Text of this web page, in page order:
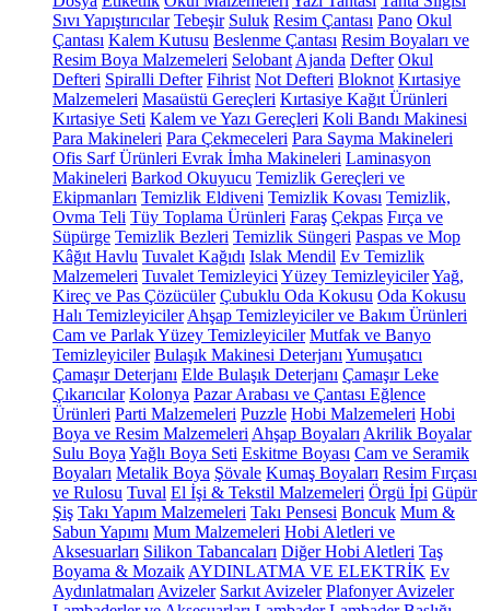
Sıvı Yapıştırıcılar Tebeşir Suluk Resim Çantası Pano Okul
Çantası Kalem Kutusu Beslenme Çantası Resim Boyaları ve
Resim Boya Malzemeleri Selobant Ajanda Defter Okul
Defteri Spiralli Defter Fihrist Not Defteri Bloknot Kırtasiye
Malzemeleri Masaüstü Gereçleri Kırtasiye Kağıt Ürünleri
Kırtasiye Seti Kalem ve Yazı Gereçleri Koli Bandı Makinesi
Para Makineleri Para Çekmeceleri Para Sayma Makineleri
Ofis Sarf Ürünleri Evrak İmha Makineleri Laminasyon
Makineleri Barkod Okuyucu Temizlik Gereçleri ve
Ekipmanları Temizlik Eldiveni Temizlik Kovası Temizlik,
Ovma Teli Tüy Toplama Ürünleri Faraş Çekpas Fırça ve
Süpürge Temizlik Bezleri Temizlik Süngeri Paspas ve Mop
Kâğıt Havlu Tuvalet Kağıdı Islak Mendil Ev Temizlik
Malzemeleri Tuvalet Temizleyici Yüzey TemizleyicilerYağ,
Kireç ve Pas Çözücüler Çubuklu Oda Kokusu Oda Kokusu
Halı Temizleyiciler Ahşap Temizleyiciler ve Bakım Ürünleri
Cam ve Parlak Yüzey Temizleyiciler Mutfak ve Banyo
Temizleyiciler Bulaşık Makinesi Deterjanı Yumuşatıcı
Çamaşır Deterjanı Elde Bulaşık Deterjanı Çamaşır Leke
Çıkarıcılar Kolonya Pazar Arabası ve Çantası Eğlence
Ürünleri Parti Malzemeleri Puzzle Hobi Malzemeleri Hobi
Boya ve Resim Malzemeleri Ahşap Boyaları Akrilik Boyalar
Sulu Boya Yağlı Boya Seti Eskitme Boyası Cam ve Seramik
Boyaları Metalik Boya Şövale Kumaş Boyaları Resim Fırçası
ve Rulosu Tuval El İşi & Tekstil Malzemeleri Örgü İpi Güpür
Şiş Takı Yapım Malzemeleri Takı Pensesi Boncuk Mum &
Sabun Yapımı Mum Malzemeleri Hobi Aletleri ve
Aksesuarları Silikon Tabancaları Diğer Hobi Aletleri Taş
Boyama & Mozaik AYDINLATMA VE ELEKTRİK Ev
Aydınlatmaları Avizeler Sarkıt Avizeler Plafonyer Avizeler